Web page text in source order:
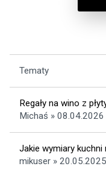
Tematy
Regały na wino z
Michaś »
Jakie wymiary
mikuser »